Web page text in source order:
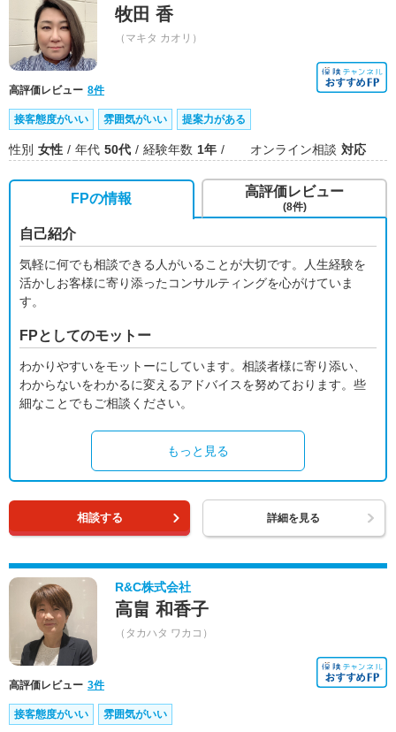
牧田 香
（マキタ カオリ）
高評価レビュー 8件
接客態度がいい 雰囲気がいい 提案力がある
性別 女性 年代 50代 経験年数 1年 オンライン相談 対応
FPの情報
自己紹介
気軽に何でも相談できる人がいることが大切です。人生経験を
活かしお客様に寄り添ったコンサルティングを心がけていま
す。
FPとしてのモットー
わかりやすいをモットーにしています。相談者様に寄り添い、
わからないをわかるに変えるアドバイスを努めております。些
細なことでもご相談ください。
もっと見る
高評価レビュー
(8件)
相談する 詳細を見る
R&C株式会社
高畠 和香子
（タカハタ ワカコ）
高評価レビュー 3件
接客態度がいい 雰囲気がいい